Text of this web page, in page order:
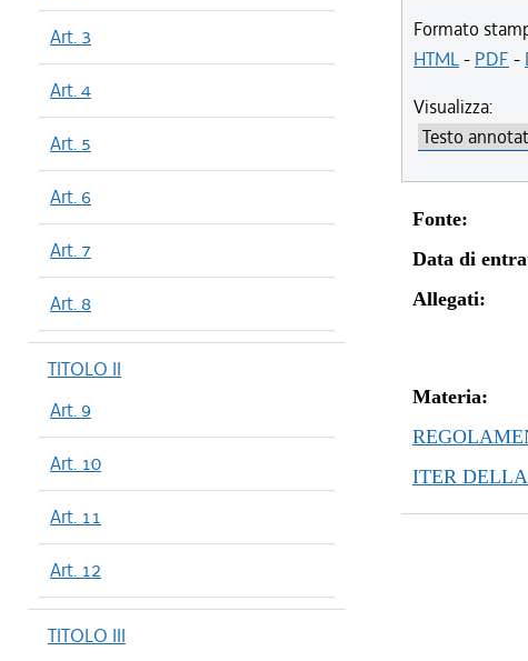
Art. 3
Art. 4
Art. 5
Art. 6
Art. 7
Art. 8
TITOLO II
Art. 9
Art. 10
Art. 11
Art. 12
TITOLO III
Formato
HTML- PDF -
Visualizza:
Fonte:
Data di
Allegati:
Materia:
ITER